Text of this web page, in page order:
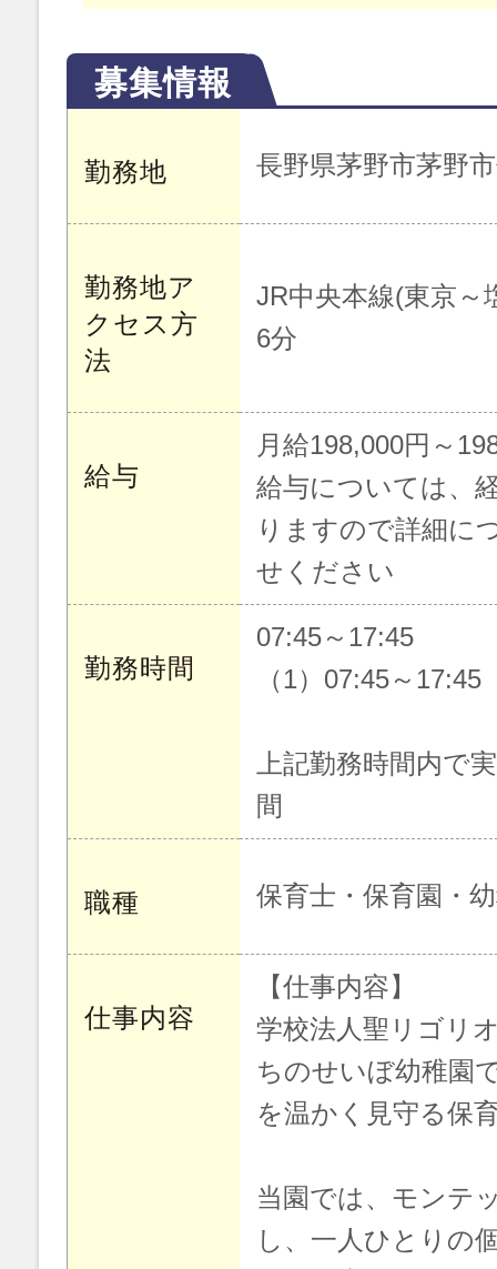
募集情報
勤務地 長野県茅野市茅野
勤務地ア
クセス方
法
JR中央本線(東京～
6分
給与
月給198,000円～
給与については、
りますので詳細に
せください
勤務時間
07:45～17:45
（1）07:45～17:45
上記勤務時間内で
間
職種 保育士・保育園・
仕事内容
【仕事内容】
学校法人聖リゴリ
ちのせいぼ幼稚園
を温かく見守る保
当園では、モンテ
し、一人ひとりの